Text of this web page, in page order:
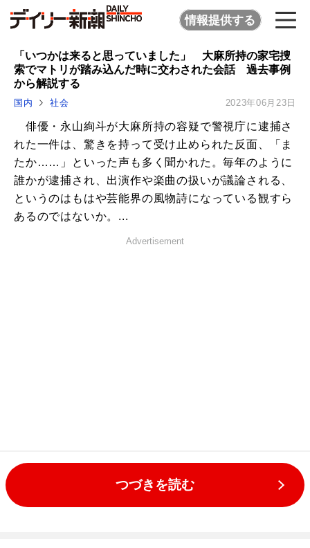
情報提供する
「いつかは来ると思っていました」 大麻所持の家宅捜
索でマトリが踏み込んだ時に交わされた会話 過去事例
から解説する
国内 社会 2023年06月23日
俳優・永山絢斗が大麻所持の容疑で警視庁に逮捕さ
れた一件は、驚きを持って受け止められた反面、「ま
たか……」といった声も多く聞かれた。毎年のように
誰かが逮捕され、出演作や楽曲の扱いが議論される、
というのはもはや芸能界の風物詩になっている観すら
あるのではないか。...
Advertisement
つづきを読む